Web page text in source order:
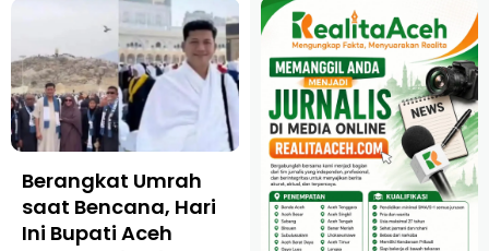
Berangkat Umrah
saat Bencana, Hari
Ini Bupati Aceh